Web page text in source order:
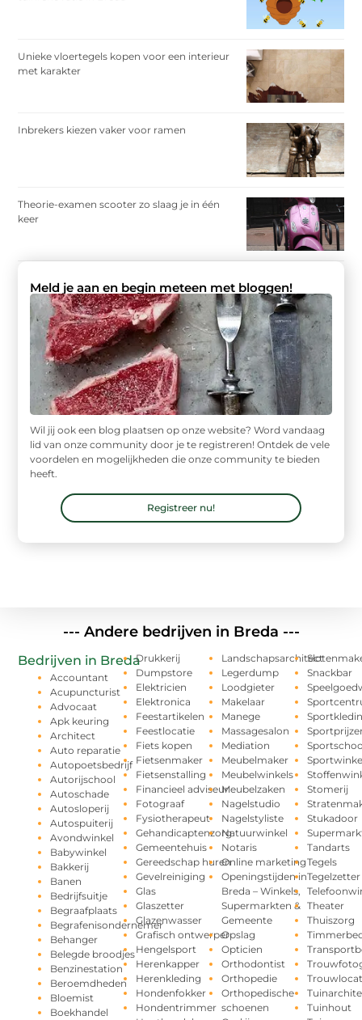
Unieke vloertegels kopen voor een interieur
met karakter
Inbrekers kiezen vaker voor ramen
Theorie-examen scooter zo slaag je in één
keer
Meld je aan en begin meteen met bloggen!
Wil jij ook een blog plaatsen op onze website? Word vandaag
lid van onze community door je te registreren! Ontdek de vele
voordelen en mogelijkheden die onze community te bieden
heeft.
Registreer nu!
--- Andere bedrijven in Breda ---
Bedrijven in Breda
Accountant
Acupuncturist
Advocaat
Apk keuring
Architect
Auto reparatie
Autopoetsbedrijf
Autorijschool
Autoschade
Autosloperij
Autospuiterij
Avondwinkel
Babywinkel
Bakkerij
Banen
Bedrijfsuitje
Begraafplaats
Begrafenisondernemer
Behanger
Belegde broodjes
Benzinestation
Beroemdheden
Bloemist
Boekhandel
Drukkerij
Dumpstore
Elektricien
Elektronica
Feestartikelen
Feestlocatie
Fiets kopen
Fietsenmaker
Fietsenstalling
Financieel adviseur
Fotograaf
Fysiotherapeut
Gehandicaptenzorg
Gemeentehuis
Gereedschap huren
Gevelreiniging
Glas
Glaszetter
Glazenwasser
Grafisch ontwerper
Hengelsport
Herenkapper
Herenkleding
Hondenfokker
Hondentrimmer
Landschapsarchitect
Legerdump
Loodgieter
Makelaar
Manege
Massagesalon
Mediation
Meubelmaker
Meubelwinkels
Meubelzaken
Nagelstudio
Nagelstyliste
Natuurwinkel
Notaris
Online marketing
Openingstijden in
Breda – Winkels,
Supermarkten &
Gemeente
Opslag
Opticien
Orthodontist
Orthopedie
Orthopedische
schoenen
Snackbar
Stomerij
Stukadoor
Tandarts
Tegels
Tegelzetter
Theater
Thuiszorg
Tuinhout